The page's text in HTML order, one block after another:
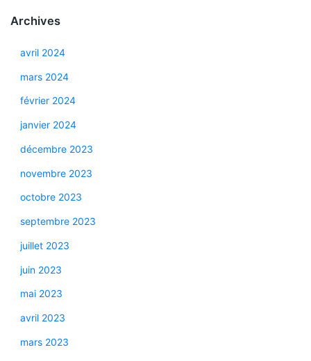
Archives
avril 2024
mars 2024
février 2024
janvier 2024
décembre 2023
novembre 2023
octobre 2023
septembre 2023
juillet 2023
juin 2023
mai 2023
avril 2023
mars 2023